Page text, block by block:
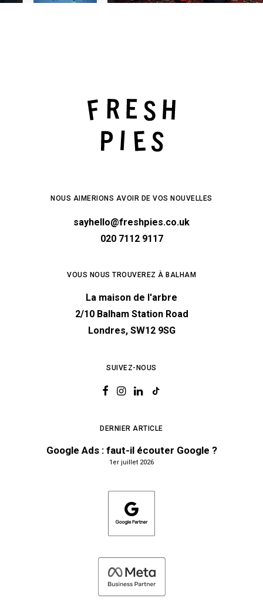
NOUS AIMERIONS AVOIR DE VOS NOUVELLES
sayhello@freshpies.co.uk
020 7112 9117
VOUS NOUS TROUVEREZ À BALHAM
La maison de l'arbre
2/10 Balham Station Road
Londres, SW12 9SG
SUIVEZ-NOUS
DERNIER ARTICLE
Google Ads : faut-il écouter Google ?
1er juillet 2026